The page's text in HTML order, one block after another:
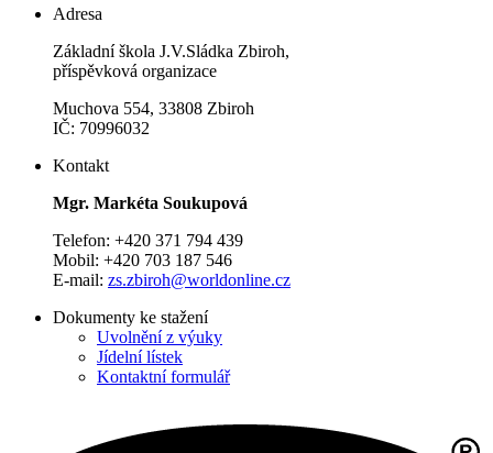
Adresa
Základní škola J.V.Sládka Zbiroh,
příspěvková organizace
Muchova 554, 33808 Zbiroh
IČ: 70996032
Kontakt
Mgr. Markéta Soukupová
Telefon: +420 371 794 439
Mobil: +420 703 187 546
E-mail: zs.zbiroh@worldonline.cz
Dokumenty ke stažení
Uvolnění z výuky
Jídelní lístek
Kontaktní formulář